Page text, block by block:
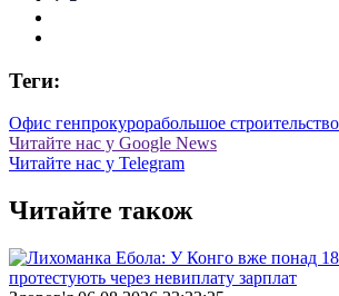
Теги:
Офис генпрокурорабольшое строительство
Читайте нас у Google News
Читайте нас у Telegram
Читайте також